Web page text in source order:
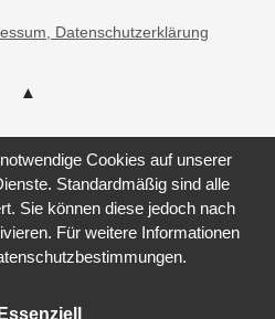
, Datenschutzerklärung
Cookies auf unserer
Standardmäßig sind alle
Sie können diese jedoch nach
Für weitere Informationen
Essenziell